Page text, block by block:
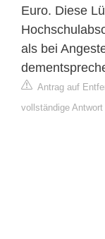
Euro. Diese
als bei
Antrag auf
vollständige